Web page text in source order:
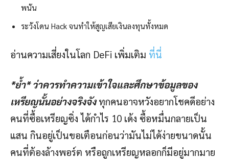
พนัน
ระวังโดน Hack จนทำให้สูญเสียเงินลงทุนทั้งหมด
อ่านความเสี่ยงในโลก DeFi เพิ่มเติม ที่นี่
*ย้ำ*ว่าควรทำความเข้าใจและศึกษาข้อมูลของ
เหรียญนั้นอย่างจริงจังทุกคนอาจหวังอยากโชคดีอย่าง
คนที่ซื้อเหรียญซิ่ง ได้กำไร 10 เด้ง ซื้อหมื่นกลายเป็น
แสน กินอยู่เป็นขอเตือนก่อนว่ามันไม่ได้ง่ายขนาดนั้น
คนที่ต้องล้างพอร์ต หรือถูกเหรียญหลอกก็มีอยู่มากมาย